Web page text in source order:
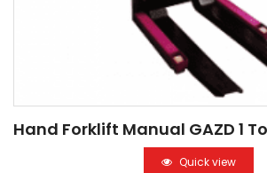
Hand Forklift Manual GAZD 1
Quick view